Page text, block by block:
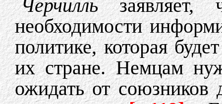
Черчилльзаявляет,
необходимости
политике, которая
их стране. Немцам
ожидать от союзников